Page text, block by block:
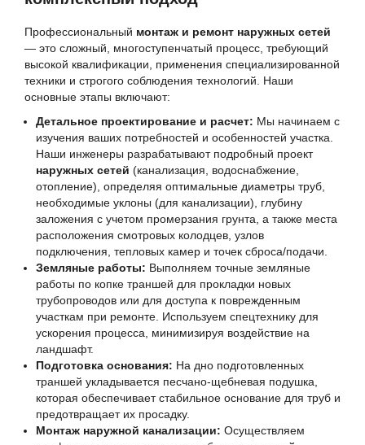
Профессиональный монтаж и ремонт наружных сетей
— это сложный, многоступенчатый процесс, требующий
высокой квалификации, применения специализированной
техники и строгого соблюдения технологий. Наши
основные этапы включают:
Детальное проектирование и расчет: Мы начинаем с
изучения ваших потребностей и особенностей участка.
Наши инженеры разрабатывают подробный проект
наружных сетей (канализация, водоснабжение,
отопление), определяя оптимальные диаметры труб,
необходимые уклоны (для канализации), глубину
заложения с учетом промерзания грунта, а также места
расположения смотровых колодцев, узлов
подключения, тепловых камер и точек сброса/подачи.
Земляные работы: Выполняем точные земляные
работы по копке траншей для прокладки новых
трубопроводов или для доступа к поврежденным
участкам при ремонте. Используем спецтехнику для
ускорения процесса, минимизируя воздействие на
ландшафт.
Подготовка основания: На дно подготовленных
траншей укладывается песчано-щебневая подушка,
которая обеспечивает стабильное основание для труб и
предотвращает их просадку.
Монтаж наружной канализации: Осуществляем